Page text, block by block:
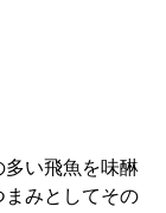
い飛魚を味醂
まみとしてその